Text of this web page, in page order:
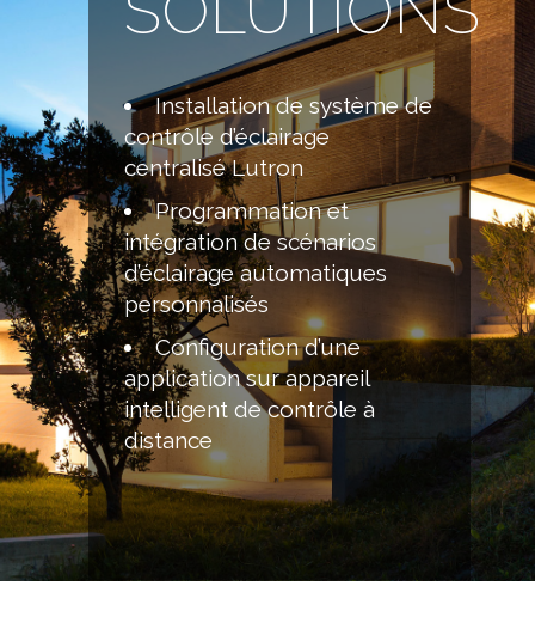
Installation de système de
contrôle d’éclairage
centralisé Lutron
Programmation et
intégration de scénarios
d’éclairage automatiques
personnalisés
Configuration d’une
application sur appareil
intelligent de contrôle à
distance